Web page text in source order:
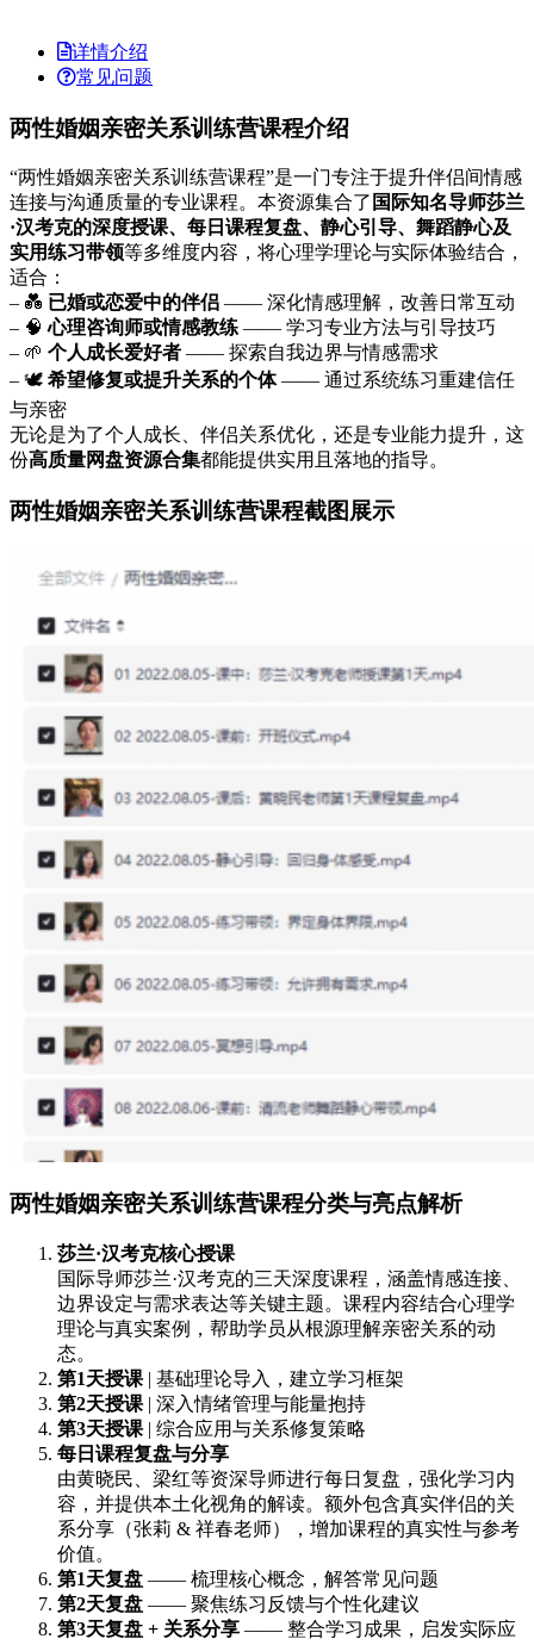
详情介绍
常见问题
两性婚姻亲密关系训练营课程介绍
“两性婚姻亲密关系训练营课程”是一门专注于提升伴侣间情感
连接与沟通质量的专业课程。本资源集合了 国际知名导师莎兰
·汉考克的深度授课、每日课程复盘、静心引导、舞蹈静心及
实用练习带领等多维度内容，将心理学理论与实际体验结合，
适合：
– 💑 已婚或恋爱中的伴侣 —— 深化情感理解，改善日常互动
– 🧠心理咨询师或情感教练 —— 学习专业方法与引导技巧
– 🌱 个人成长爱好者 —— 探索自我边界与情感需求
– 🕊️ 希望修复或提升关系的个体—— 通过系统练习重建信任
与亲密
无论是为了个人成长、伴侣关系优化，还是专业能力提升，这
份高质量网盘资源合集都能提供实用且落地的指导。
两性婚姻亲密关系训练营课程截图展示
两性婚姻亲密关系训练营课程分类与亮点解析
莎兰·汉考克核心授课
国际导师莎兰·汉考克的三天深度课程，涵盖情感连接、
边界设定与需求表达等关键主题。课程内容结合心理学
理论与真实案例，帮助学员从根源理解亲密关系的动
态。
第1天授课 | 基础理论导入，建立学习框架
第2天授课 | 深入情绪管理与能量抱持
第3天授课 | 综合应用与关系修复策略
每日课程复盘与分享
由黄晓民、梁红等资深导师进行每日复盘，强化学习内
容，并提供本土化视角的解读。额外包含真实伴侣的关
系分享（张莉 & 祥春老师），增加课程的真实性与参考
价值。
第1天复盘 —— 梳理核心概念，解答常见问题
第2天复盘 —— 聚焦练习反馈与个性化建议
第3天复盘 + 关系分享 —— 整合学习成果，启发实际应